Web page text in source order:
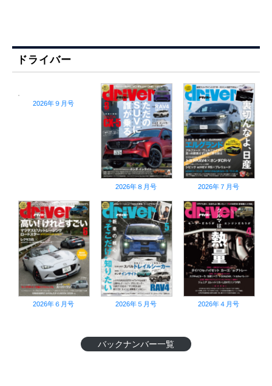
ドライバー
2026年９月号
2026年８月号 2026年７月号
2026年６月号 2026年５月号 2026年４月号
バックナンバー一覧